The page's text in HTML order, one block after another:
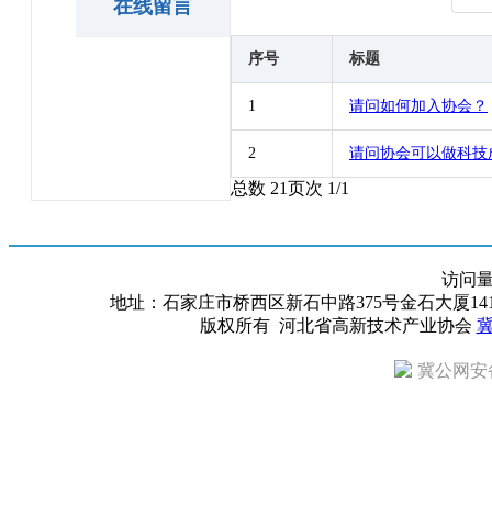
在线留言
序号 标题
1 请问如何加入协会？
2 请问协会可以做科
总数 21页次 1/1
访问
地址：石家庄市桥西区新石中路375号金石大厦
版权所有 河北省高新技术产业协会
冀公网安